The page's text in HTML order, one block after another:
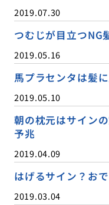
2019.07.30
つむじが目立つNG
2019.05.16
馬プラセンタは髪
2019.05.10
朝の枕元はサイン
予兆
2019.04.09
はげるサイン？お
2019.03.04